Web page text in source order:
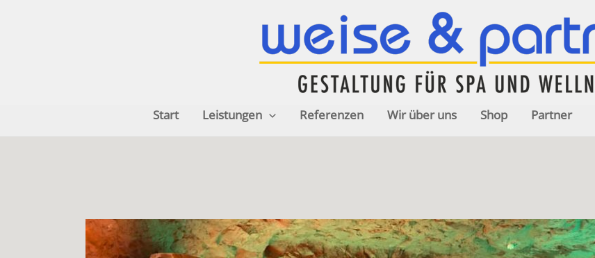
Start Leistungen Referenzen Wir über uns Shop Partner